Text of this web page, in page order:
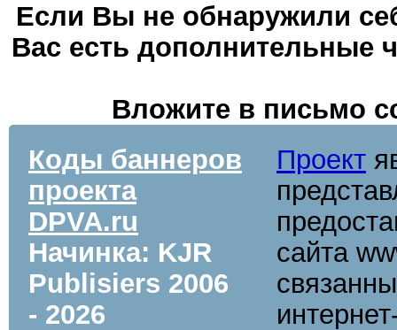
Если Вы не обнаружили
Вас есть дополнительные
Вложите в письмо
Коды баннеров
проекта
DPVA.ru
Начинка: KJR
Publisiers 2006
- 2026
Проект
сайта